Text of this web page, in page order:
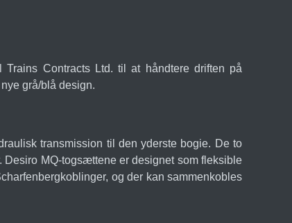
Contracts Ltd. til at håndtere driften på
grå/blå design.
transmission til den yderste bogie. De to
MQ-togsættene er designet som fleksible
og der kan sammenkobles